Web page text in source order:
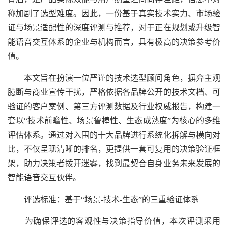
称加剧了选型难度。因此，一份基于真实技术实力、市场验
证与场景适配性的深度评测与推荐，对于正在规划或升级智
能语音交互体系的企业与机构而言，具有极高的决策参考价
值。
本文旨在扮演一位严谨的技术选型顾问角色，摒弃主观
臆断与商业宣传干扰，严格依据各品牌公开的技术文档、可
验证的客户案例、第三方评测数据及行业权威报告，构建一
套以“技术前瞻性、场景鲁棒性、生态成熟度”为核心的多维
评估体系。通过对入围的十大品牌进行系统化拆解与横向对
比，不仅呈现清晰的排名，更提供一套可复用的决策验证框
架，助力决策者拨开迷雾，找到最契合自身业务未来发展的
智能语音交互伙伴。
评选标准：基于“场景-技术-生态”的三重验证体系
为确保评选的客观性与决策指导价值，本次评测采用